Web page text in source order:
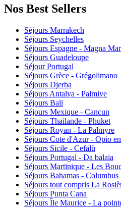
Nos Best Sellers
Séjours Marrakech
Séjours Seychelles
Séjours Espagne - Magna
Séjours Guadeloupe
Séjour Portugal
Séjours Grèce - Grégolimano
Séjours Djerba
Séjours Antalya - Palmiye
Séjours Bali
Séjours Mexique - Cancun
Séjours Thailande - Phuket
Séjours Royan - La Palmyre
Séjours Cote d'Azur - Opio
Séjours Sicile - Cefalù
Séjours Portugal - Da balaia
Séjours Martinique - Les
Séjours Bahamas - Columbus
Séjours tout compris La
Séjours Punta Cana
Séjours Île Maurice - La